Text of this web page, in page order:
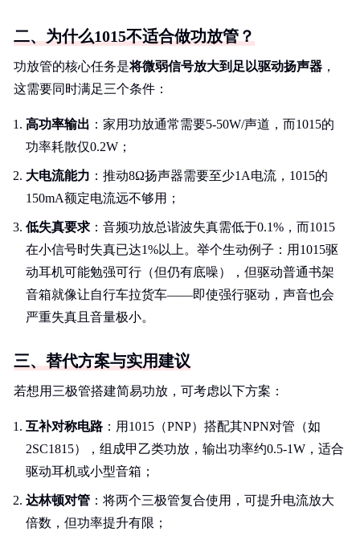
二、为什么1015不适合做功放管？
功放管的核心任务是将微弱信号放大到足以驱动扬声器 ，
这需要同时满足三个条件：
高功率输出 ：家用功放通常需要5-50W/声道，而1015的
功率耗散仅0.2W；
大电流能力 ：推动8Ω扬声器需要至少1A电流，1015的
150mA额定电流远不够用；
低失真要求 ：音频功放总谐波失真需低于0.1%，而1015
在小信号时失真已达1%以上。举个生动例子：用1015驱
动耳机可能勉强可行（但仍有底噪），但驱动普通书架
音箱就像让自行车拉货车——即使强行驱动，声音也会
严重失真且音量极小。
三、替代方案与实用建议
若想用三极管搭建简易功放，可考虑以下方案：
互补对称电路 ：用1015（PNP）搭配其NPN对管（如
2SC1815），组成甲乙类功放，输出功率约0.5-1W，适合
驱动耳机或小型音箱；
达林顿对管 ：将两个三极管复合使用，可提升电流放大
倍数，但功率提升有限；